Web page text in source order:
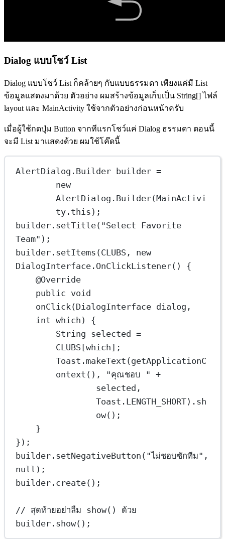
Dialog แบบโชว์ List
Dialog แบบโชว์ List ก็คล้ายๆ กับแบบธรรมดา เพียงแค่มี List
ข้อมูลแสดงมาด้วย ตัวอย่าง ผมสร้างข้อมูลเก็บเป็น String[] ไฟล์
layout และ MainActivity ใช้จากตัวอย่างก่อนหน้าครับ
เมื่อผู้ใช้กดปุ่ม Button จากทีแรกโชว์แค่ Dialog ธรรมดา ตอนนี้
จะมี List มาแสดงด้วย ผมใช้โค๊ดนี้
AlertDialog . Builder builder =
new
AlertDialog. Builder(MainActivi
ty.this);
builder. setTitle( "Select Favorite
Team" );
builder. setItems (CLUBS, new
DialogInterface. OnClickListener() {
@Override
public void
onClick
int which) {
String selected =
CLUBS [which];
Toast. makeText (getApplicationC
ontext (), "คุณชอบ "
+
selected,
Toast.LENGTH_SHORT). sh
ow();
}
});
builder. setNegativeButton ( "ไม่ชอบซักทีม"
null );
builder. create();
// สุดท้ายอย่าลืม show() ด้วย
builder. show();